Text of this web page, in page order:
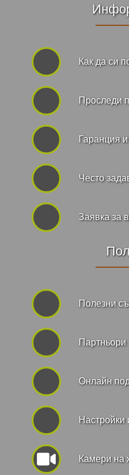
Как да си
Проследи
Гаранция
Често
Заявка за
Полезни
Партньори
Онлайн
Камери на